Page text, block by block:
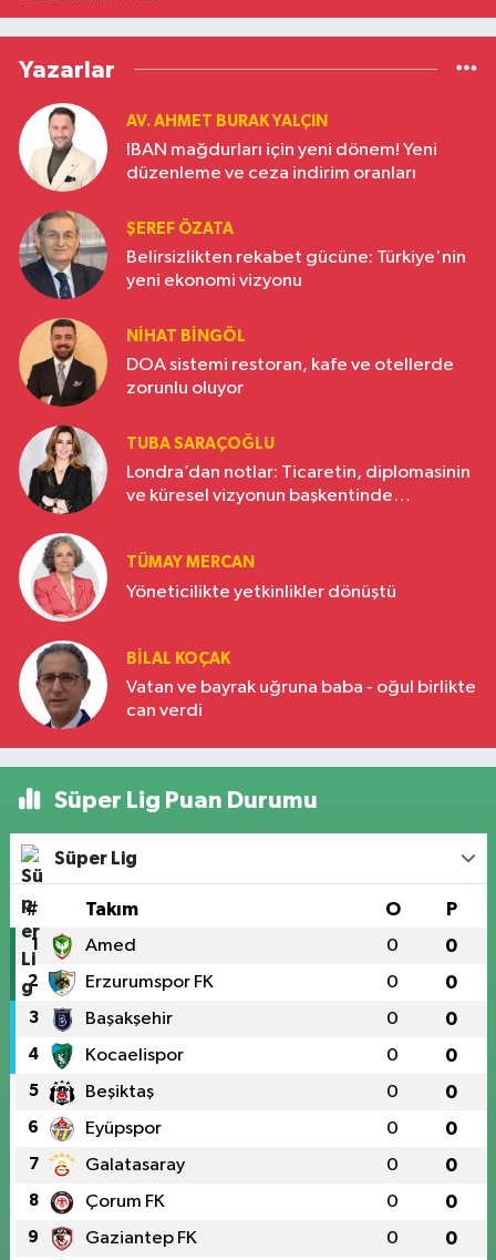
Yazarlar
AV. AHMET BURAK YALÇIN
IBAN mağdurları için yeni dönem! Yeni
düzenleme ve ceza indirim oranları
ŞEREF ÖZATA
Belirsizlikten rekabet gücüne: Türkiye'nin
yeni ekonomi vizyonu
NIHAT BINGÖL
DOA sistemi restoran, kafe ve otellerde
zorunlu oluyor
TUBA SARAÇOĞLU
Londra’dan notlar: Ticaretin, diplomasinin
ve küresel vizyonun başkentinde
TÜMAY MERCAN
Yöneticilikte yetkinlikler dönüştü
BILAL KOÇAK
Vatan ve bayrak uğruna baba - oğul birlikte
can verdi
Süper Lig Puan Durumu
Süper Lig
# Takım O P
1 Amed 0 0
2 Erzurumspor FK 0 0
3 Başakşehir 0 0
4 Kocaelispor 0 0
5 Beşiktaş 0 0
6 Eyüpspor 0 0
7 Galatasaray 0 0
8 Çorum FK 0 0
9 Gaziantep FK 0 0